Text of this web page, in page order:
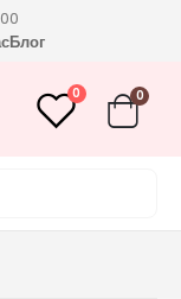
Блог
0 0